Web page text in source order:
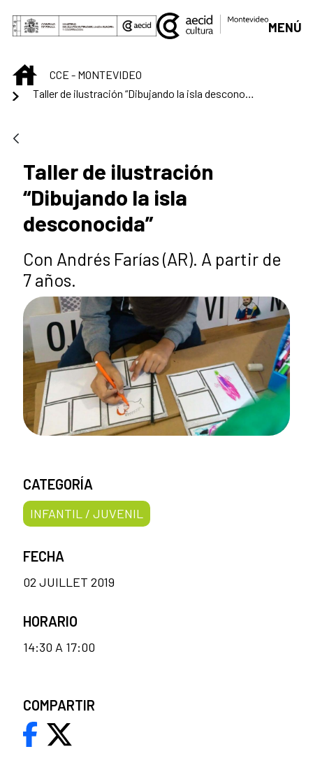
Saut au contenu principal
MENÚ
INICIOCCE - MONTEVIDEO
Taller de ilustración “Dibujando la isla desconocida”
Taller de ilustración
“Dibujando la isla
desconocida”
Con Andrés Farías (AR). A partir de
7 años.
CATEGORÍA
INFANTIL / JUVENIL
FECHA
02 JUILLET 2019
HORARIO
14:30 A 17:00
COMPARTIR